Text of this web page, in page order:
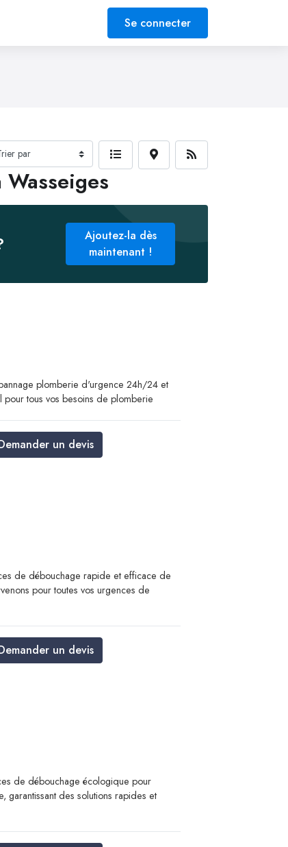
Se connecter
Ajoutez-la dès
maintenant !
plomberie d'urgence 24h/24 et
tous vos besoins de plomberie
un devis
de débouchage rapide et efficace de
pour toutes vos urgences de
un devis
de débouchage écologique pour
garantissant des solutions rapides et